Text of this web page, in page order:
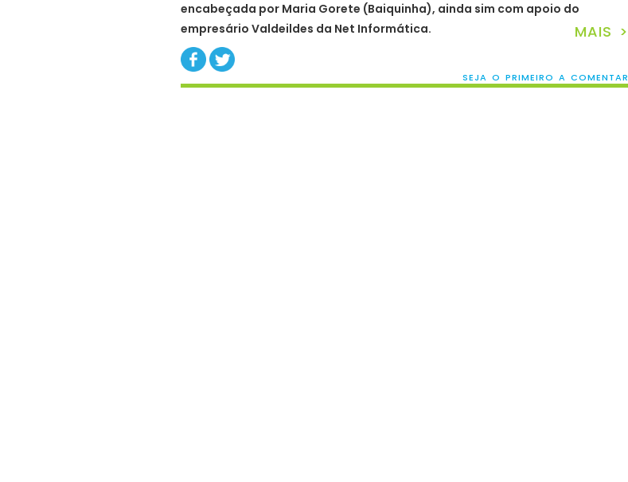
encabeçada por Maria Gorete (Baiquinha), ainda sim com apoio do
empresário Valdeildes da Net Informática.
MAIS >
SEJA O PRIMEIRO A COMENTAR